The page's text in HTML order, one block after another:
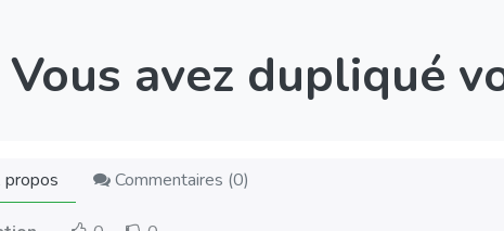
Vous avez dupliqué
Commentaires (0)